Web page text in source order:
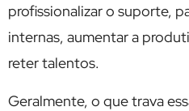
profissionalizar o suporte,
internas, aumentar a
reter talentos.
Geralmente, o que trava